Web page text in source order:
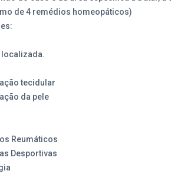
de 4 remédios homeopáticos)
tecidular
da pele
Reumáticos
Desportivas